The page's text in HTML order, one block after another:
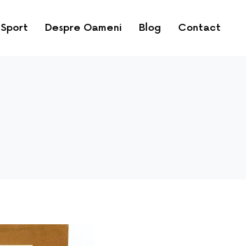
Sport Despre Oameni Blog Contact